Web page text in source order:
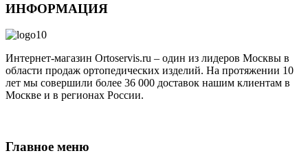
ИНФОРМАЦИЯ
Интернет-магазин Ortoservis.ru – один из лидеров Москвы в
области продаж ортопедических изделий. На протяжении 10
лет мы совершили более 36 000 доставок нашим клиентам в
Москве и в регионах России.
Главное меню